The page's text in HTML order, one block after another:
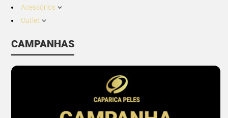
Acessórios 3
Outlet 3
CAMPANHAS